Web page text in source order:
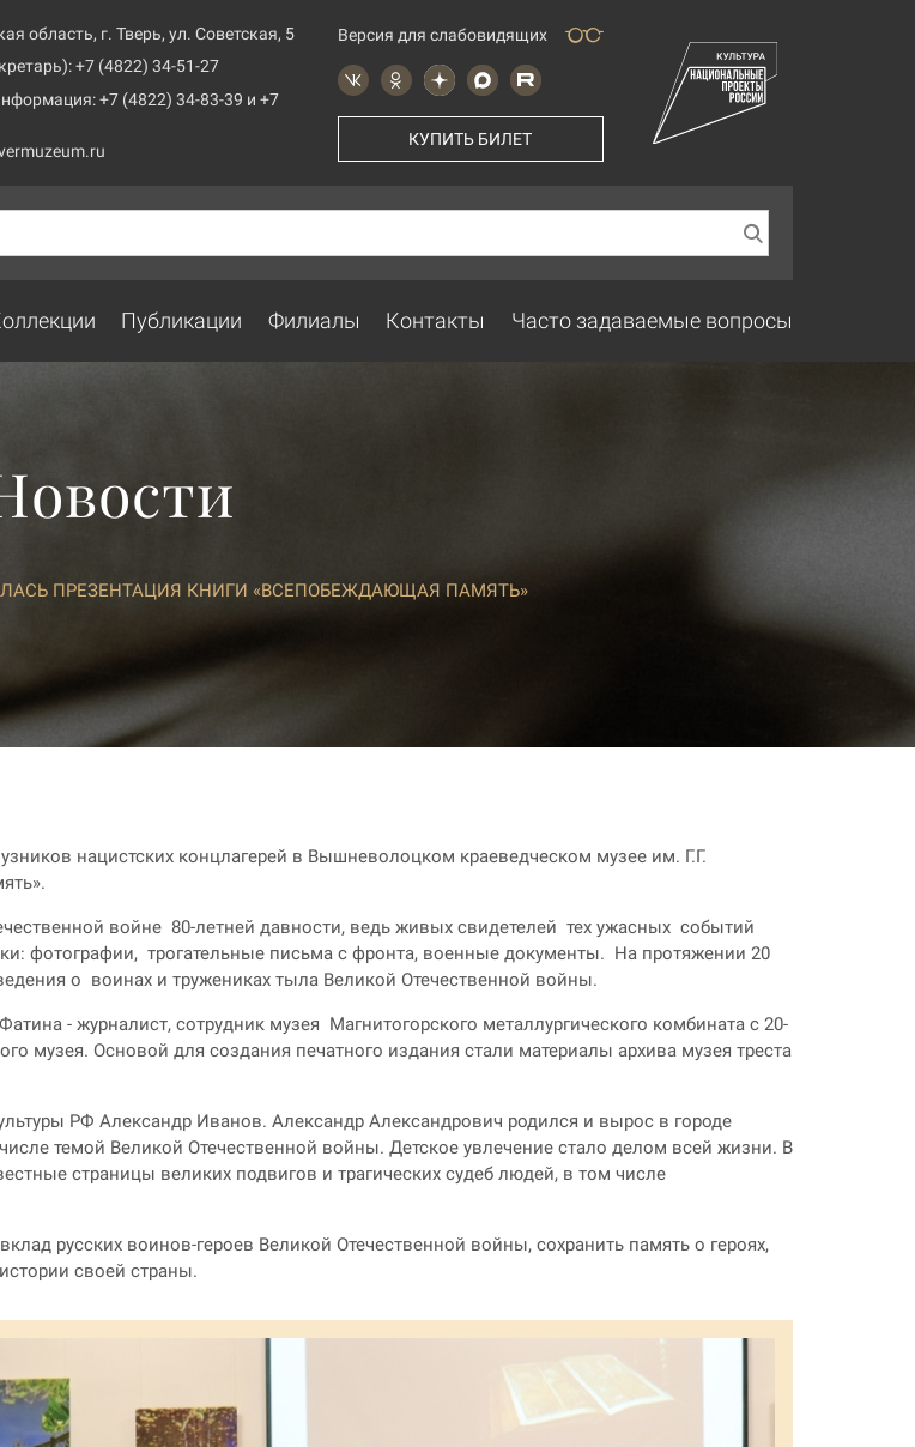
область, г. Тверь, ул. Советская, 5
+7 (4822) 34-51-27
+7 (4822) 34-83-39 и +7
Версия для слабовидящих
КУПИТЬ БИЛЕТ
Публикации Филиалы Контакты Часто задаваемые вопросы
ПРЕЗЕНТАЦИЯ КНИГИ «ВСЕПОБЕЖДАЮЩАЯ ПАМЯТЬ»
нацистских концлагерей в Вышневолоцком краеведческом музее им. Г.Г.
войне 80-летней давности, ведь живых свидетелей тех ужасных событий
фотографии, трогательные письма с фронта, военные документы. На протяжении 20
о воинах и тружениках тыла Великой Отечественной войны.
- журналист, сотрудник музея Магнитогорского металлургического комбината с 20-
музея. Основой для создания печатного издания стали материалы архива музея треста
РФ Александр Иванов. Александр Александрович родился и вырос в городе
темой Великой Отечественной войны. Детское увлечение стало делом всей жизни. В
страницы великих подвигов и трагических судеб людей, в том числе
русских воинов-героев Великой Отечественной войны, сохранить память о героях,
своей страны.